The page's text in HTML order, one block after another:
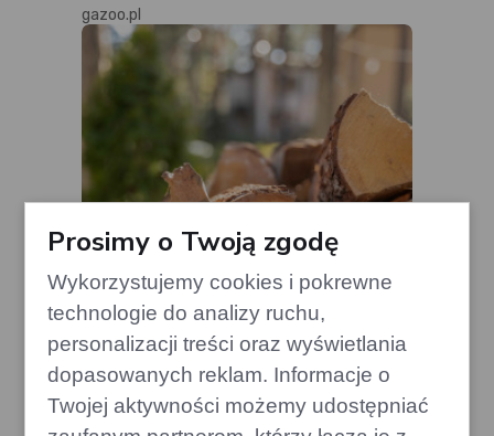
gazoo.pl
Drewno, których lepiej unikać w
kominku – mogą uszkodzić komin
Prosimy o Twoją zgodę
Wykorzystujemy cookies i pokrewne
technologie do analizy ruchu,
personalizacji treści oraz wyświetlania
dopasowanych reklam. Informacje o
Twojej aktywności możemy udostępniać